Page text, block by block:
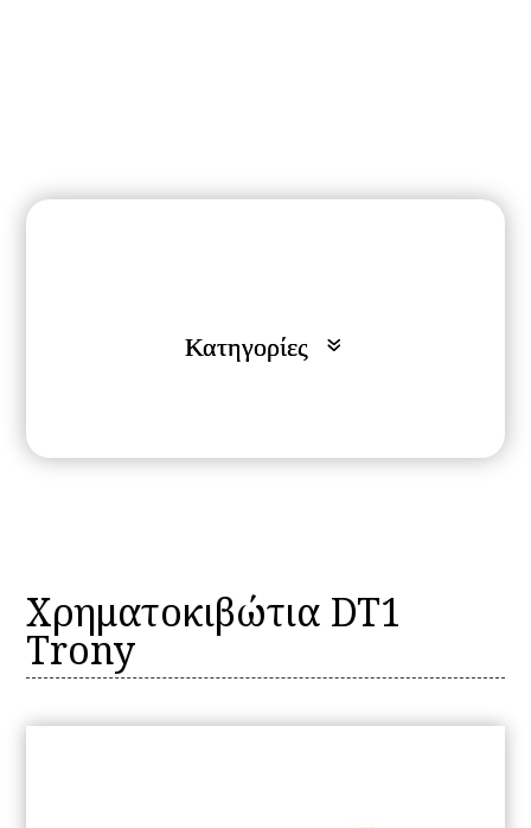
Χρηματοκιβώτια DT1
Trony